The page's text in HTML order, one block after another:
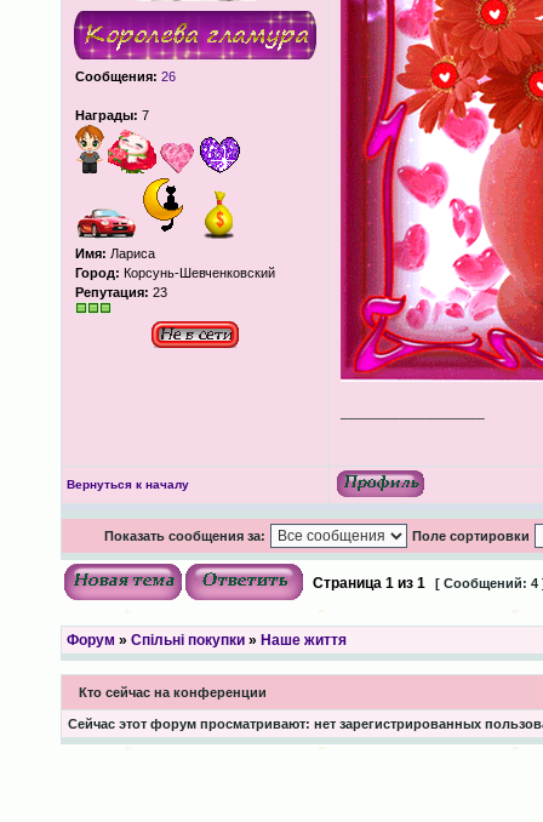
Сообщения: 26
Награды: 7
Имя: Лариса
Город: Корсунь-Шевченковский
Репутация: 23
Вернуться к началу
Показать сообщения за: Поле сортировки
Страница 1из 1 [ Сообщений: 4
Форум » Спільні покупки» Наше життя
Кто сейчас на конференции
Сейчас этот форум просматривают: нет зарегистрированных